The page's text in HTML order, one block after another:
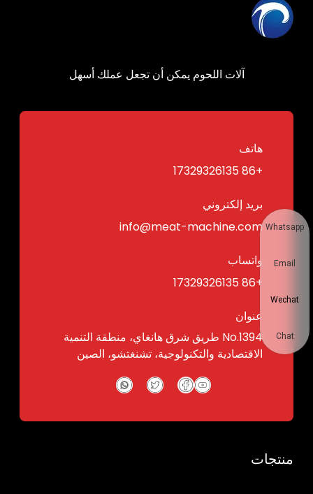
آلات اللحوم يمكن أن تجعل عملك أسهل
هاتف
+86 17329326135
بريد إلكتروني
info@meat-machine.com
واتساب
+86 17329326135
عنوان
No.1394 طريق شرق هانغاي، منطقة التنمية
الاقتصادية والتكنولوجية، تشنغتشو، الصين
منتجات
Whatsapp
Email
Wechat
Chat